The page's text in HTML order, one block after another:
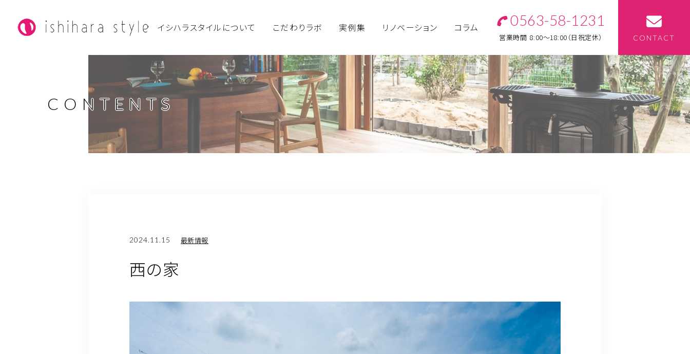
イシハラスタイルについて こだわりラボ 実例集 リノベーション コラム 0563-58-1231
営業時間 8:00～18:00（日祝定休） CONTACT
CONTENTS
2024.11.15 最新情報
西の家